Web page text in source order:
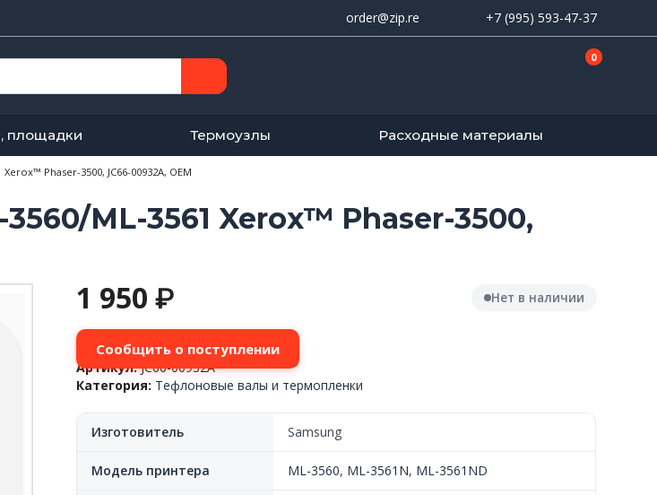
order@zip.re +7 (995) 593-47-37
0
площадки Термоузлы Расходные материалы
Phaser-3500, JC66-00932A, OEM
ML-3561 Xerox™ Phaser-3500,
1 950₽ Нет в наличии
Сообщить о поступлении
Артикул:JC66-00932A
Категория: Тефлоновые валы и термопленки
Изготовитель Samsung
Модель принтера ML-3560, ML-3561N, ML-3561ND